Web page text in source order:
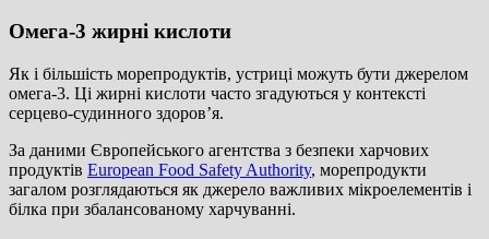
Омега-3 жирні кислоти
Як і більшість морепродуктів, устриці можуть бути джерелом
омега-3. Ці жирні кислоти часто згадуються у контексті
серцево-судинного здоров’я.
За даними Європейського агентства з безпеки харчових
продуктів European Food Safety Authority, морепродукти
загалом розглядаються як джерело важливих мікроелементів і
білка при збалансованому харчуванні.